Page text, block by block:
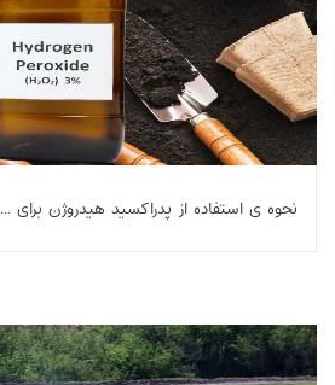
بیشتر بخوانیم ...
نحوه ی استفاده از پدراکسید هیدروژن برای ...